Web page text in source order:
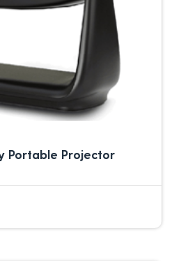
Portable Projector